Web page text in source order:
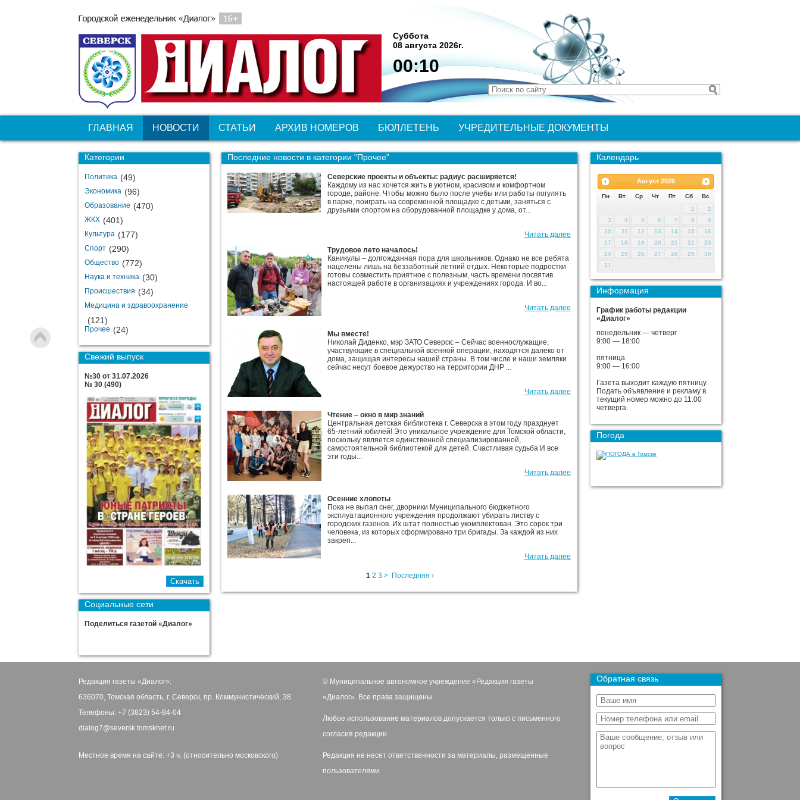
Суббота
08 августа 2026г.
00:10
ГЛАВНАЯ НОВОСТИ СТАТЬИ АРХИВ НОМЕРОВ БЮЛЛЕТЕНЬ УЧРЕДИТЕЛЬНЫЕ ДОКУМЕНТЫ
Категории
Политика (49)
Экономика (96)
Образование (470)
ЖКХ (401)
Культура (177)
Спорт (290)
Общество (772)
Наука и техника (30)
Происшествия (34)
Медицина и здравоохранение
(121)
Прочее (24)
Свежий выпуск
№30 от 31.07.2026
№ 30 (490)
Социальные сети
Поделиться газетой «Диалог»
Последние новости в категории "Прочее"
Северские проекты и объекты: радиус расширяется!
Каждому из нас хочется жить в уютном, красивом и комфортном
городе, районе. Чтобы можно было после учебы или работы погулять
в парке, поиграть на современной площадке с детьми, заняться с
друзьями спортом на оборудованной площадке у дома, от...
Читать далее
Трудовое лето началось!
Каникулы – долгожданная пора для школьников. Однако не все ребята
нацелены лишь на беззаботный летний отдых. Некоторые подростки
готовы совместить приятное с полезным, часть времени посвятив
настоящей работе в организациях и учреждениях города. И во...
Читать далее
Мы вместе!
Николай Диденко, мэр ЗАТО Северск: – Сейчас военнослужащие,
участвующие в специальной военной операции, находятся далеко от
дома, защищая интересы нашей страны. В том числе и наши земляки
сейчас несут боевое дежурство на территории ДНР ...
Читать далее
Чтение – окно в мир знаний
Центральная детская библиотека г. Северска в этом году празднует
65-летний юбилей! Это уникальное учреждение для Томской области,
поскольку является единственной специализированной,
самостоятельной библиотекой для детей. Счастливая судьба И все
эти годы...
Читать далее
Осенние хлопоты
Пока не выпал снег, дворники Муниципального бюджетного
эксплуатационного учреждения продолжают убирать листву с
городских газонов. Их штат полностью укомплектован. Это сорок три
человека, из которых сформировано три бригады. За каждой из них
закреп...
Читать далее
1 2 3 > Последняя ›
Календарь
Август 2026
Пн Вт Ср Чт Пт Сб
Вс
1
2
3
4 5 6 7 8
9
10
11 12 13 14 15
16
17
18 19 20 21 22
23
24
25 26 27 28 29
30
31
Информация
График работы редакции
«Диалог»
понедельник — четверг
9:00 — 18:00
пятница
9:00 — 16:00
Газета выходит каждую пятницу.
Подать объявление и рекламу в
текущий номер можно до 11:00
четверга.
Погода
Редакция газеты «Диалог»:
636070, Томская область, г. Северск, пр. Коммунистический, 38
Телефоны: +7 (3823) 54-84-04
dialog7@seversk.tomsknet.ru
Местное время на сайте: +3 ч. (относительно московского)
© Муниципальное автономное учреждение «Редакция газеты
«Диалог». Все права защищены.
Любое использование материалов допускается только с письменного
согласия редакции.
Редакция не несет ответственности за материалы, размещенные
пользователями.
Обратная связь